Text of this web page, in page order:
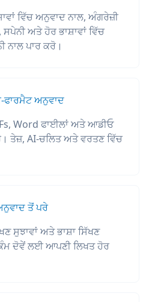
ਵਿੱਚ ਅਨੁਵਾਦ ਨਾਲ, ਅੰਗਰੇਜ਼ੀ
ਸਪੇਨੀ ਅਤੇ ਹੋਰ ਭਾਸ਼ਾਵਾਂ ਵਿੱਚ
ਨਾਲ ਪਾਰ ਕਰੋ।
ਫਾਰਮੈਟ ਅਨੁਵਾਦ
Word ਫਾਈਲਾਂ ਅਤੇ ਆਡੀਓ
ਤੇਜ਼, AI-ਚਲਿਤ ਅਤੇ ਵਰਤਣ ਵਿੱਚ
ਤੋਂ ਪਰੇ
ਸੁਝਾਵਾਂ ਅਤੇ ਭਾਸ਼ਾ ਸਿੱਖਣ
ਦੋਵੇਂ ਲਈ ਆਪਣੀ ਲਿਖਤ ਹੋਰ